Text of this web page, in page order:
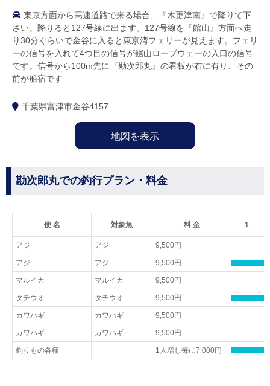
東京方面から高速道路で来る場合、『木更津南』で降りて下
さい。降りると127号線に出ます。127号線を『館山』方面へ走
り30分ぐらいで金谷に入ると東京湾フェリーが見えます。フェリ
ーの信号を入れて4つ目の信号が鋸山ロープウェーの入口の信号
です。信号から100m先に『勘次郎丸』の看板が右に有り、その
前が船宿です
千葉県富津市金谷4157
地図を表示
勘次郎丸での釣行プラン・料金
便 名 対象魚 料 金 1
アジ アジ 9,500円
アジ アジ 9,500円
マルイカ マルイカ 9,500円
タチウオ タチウオ 9,500円
カワハギ カワハギ 9,500円
カワハギ カワハギ 9,500円
釣りもの各種 1人増し毎に7,000円